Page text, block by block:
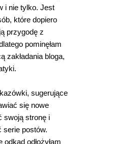
i nie tylko. Jest
które dopiero
przygodę z
pominęłam
zakładania bloga,
sugerujące
się nowe
swoją stronę i
serie postów.
odłożyłam